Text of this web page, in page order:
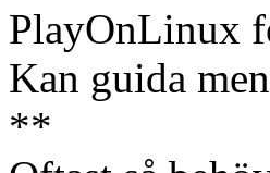
PlayOnLinux
Kan guida
**